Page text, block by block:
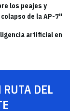
los peajes y
de la AP-7"
artificial en
DEL